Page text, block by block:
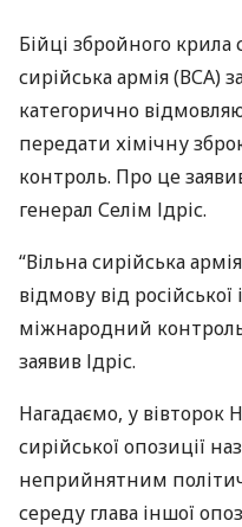
Бійці збройного крила
сирійська армія (ВСА)
категорично
передати хімічну
контроль. Про це
генерал Селім Ідріс.
“Вільна сирійська
відмову від
міжнародний
заявив Ідріс.
Нагадаємо, у вівторок
сирійської опозиції
неприйнятним
середу глава іншої